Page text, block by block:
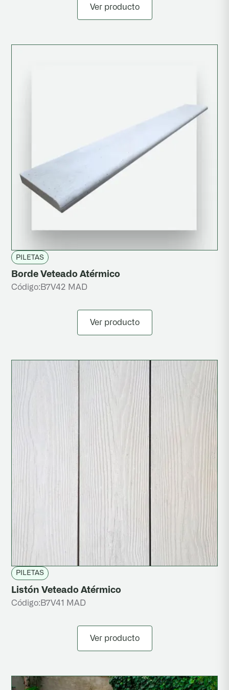
Ver producto
PILETAS
Borde Veteado Atérmico
Código: B7V42 MAD
Ver producto
PILETAS
Listón Veteado Atérmico
Código: B7V41 MAD
Ver producto